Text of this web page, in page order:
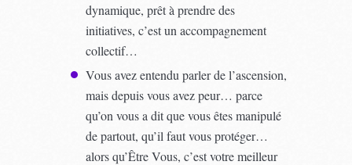
dynamique, prêt à prendre des
initiatives, c’est un accompagnement
collectif…
Vous avez entendu parler de l’ascension,
mais depuis vous avez peur… parce
qu’on vous a dit que vous êtes manipulé
de partout, qu’il faut vous protéger…
alors qu’Être Vous, c’est votre meilleur